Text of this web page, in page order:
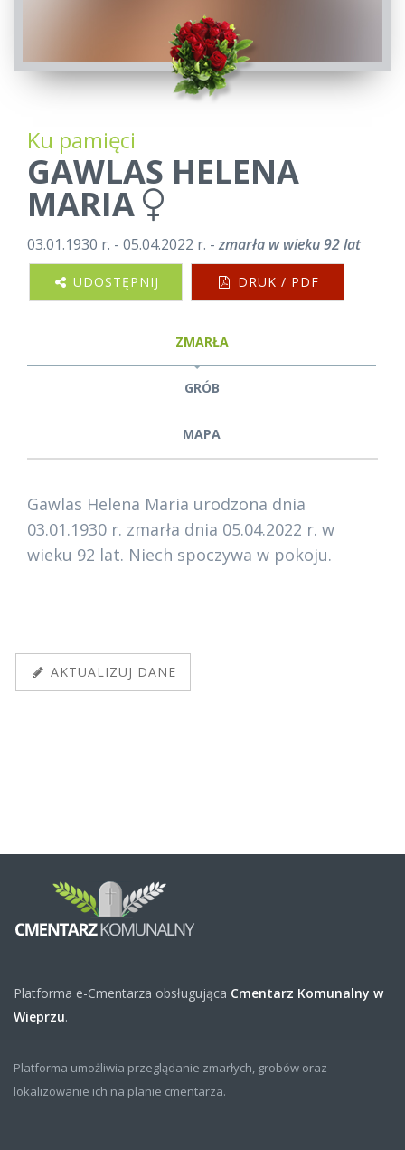
Ku pamięci
GAWLAS HELENA
MARIA
03.01.1930 r. - 05.04.2022 r. -zmarła w wieku 92 lat
UDOSTĘPNIJ DRUK / PDF
ZMARŁA
GRÓB
MAPA
Gawlas Helena Maria urodzona dnia
03.01.1930 r. zmarła dnia 05.04.2022 r. w
wieku 92 lat. Niech spoczywa w pokoju.
AKTUALIZUJ DANE
Platforma e-Cmentarza obsługująca Cmentarz Komunalny w
Wieprzu.
Platforma umożliwia przeglądanie zmarłych, grobów oraz
lokalizowanie ich na planie cmentarza.